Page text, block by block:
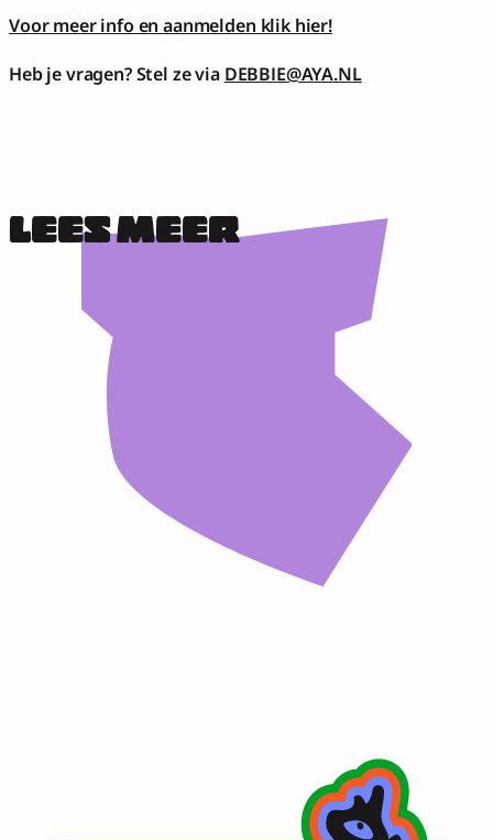
Voor meer info en aanmelden klik hier!
Heb je vragen? Stel ze via DEBBIE@AYA.NL
LEES MEER